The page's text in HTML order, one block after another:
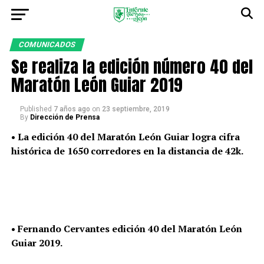
COMUNICADOS
Se realiza la edición número 40 del
Maratón León Guiar 2019
Published 7 años ago on 23 septiembre, 2019
By Dirección de Prensa
• La edición 40 del Maratón León Guiar logra cifra
histórica de 1650 corredores en la distancia de 42k.
• Fernando Cervantes edición 40 del Maratón León
Guiar 2019.